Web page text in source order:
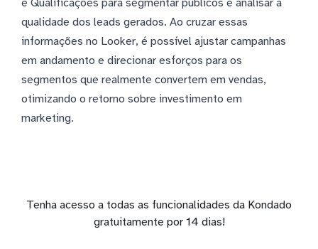
qualidade dos leads gerados. Ao cruzar essas
informações no Looker, é possível ajustar campanhas
em andamento e direcionar esforços para os
segmentos que realmente convertem em vendas,
otimizando o retorno sobre investimento em
marketing.
Tenha acesso a todas as funcionalidades da Kondado
gratuitamente por 14 dias!